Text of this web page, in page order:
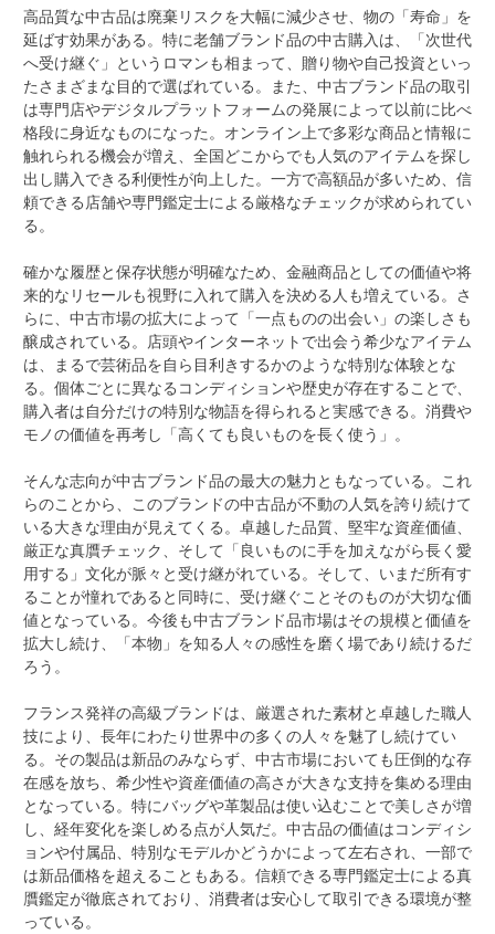
高品質な中古品は廃棄リスクを大幅に減少させ、物の「寿命」を
延ばす効果がある。特に老舗ブランド品の中古購入は、「次世代
へ受け継ぐ」というロマンも相まって、贈り物や自己投資といっ
たさまざまな目的で選ばれている。また、中古ブランド品の取引
は専門店やデジタルプラットフォームの発展によって以前に比べ
格段に身近なものになった。オンライン上で多彩な商品と情報に
触れられる機会が増え、全国どこからでも人気のアイテムを探し
出し購入できる利便性が向上した。一方で高額品が多いため、信
頼できる店舗や専門鑑定士による厳格なチェックが求められてい
る。
確かな履歴と保存状態が明確なため、金融商品としての価値や将
来的なリセールも視野に入れて購入を決める人も増えている。さ
らに、中古市場の拡大によって「一点ものの出会い」の楽しさも
醸成されている。店頭やインターネットで出会う希少なアイテム
は、まるで芸術品を自ら目利きするかのような特別な体験とな
る。個体ごとに異なるコンディションや歴史が存在することで、
購入者は自分だけの特別な物語を得られると実感できる。消費や
モノの価値を再考し「高くても良いものを長く使う」。
そんな志向が中古ブランド品の最大の魅力ともなっている。これ
らのことから、このブランドの中古品が不動の人気を誇り続けて
いる大きな理由が見えてくる。卓越した品質、堅牢な資産価値、
厳正な真贋チェック、そして「良いものに手を加えながら長く愛
用する」文化が脈々と受け継がれている。そして、いまだ所有す
ることが憧れであると同時に、受け継ぐことそのものが大切な価
値となっている。今後も中古ブランド品市場はその規模と価値を
拡大し続け、「本物」を知る人々の感性を磨く場であり続けるだ
ろう。
フランス発祥の高級ブランドは、厳選された素材と卓越した職人
技により、長年にわたり世界中の多くの人々を魅了し続けてい
る。その製品は新品のみならず、中古市場においても圧倒的な存
在感を放ち、希少性や資産価値の高さが大きな支持を集める理由
となっている。特にバッグや革製品は使い込むことで美しさが増
し、経年変化を楽しめる点が人気だ。中古品の価値はコンディシ
ョンや付属品、特別なモデルかどうかによって左右され、一部で
は新品価格を超えることもある。信頼できる専門鑑定士による真
贋鑑定が徹底されており、消費者は安心して取引できる環境が整
っている。